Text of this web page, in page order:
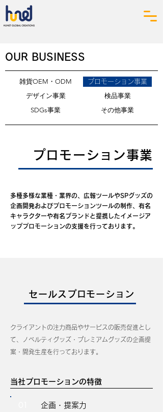
OUR BUSINESS
雑貨OEM・ODM
デザイン事業
SDGs事業
プロモーション事業
検品事業
その他事業
プロモーション事業
多種多様な業種・業界の、広報ツールやSPグッズの
企画開発およびプロモーションツールの制作、有名
キャラクターや有名ブランドと提携したイメージア
ッププロモーションの支援を行っております。
セールスプロモーション
クライアントの注力商品やサービスの販売促進とし
て、ノベルティグッズ・プレミアムグッズの企画提
案・開発生産を行っております。
当社プロモーションの特徴
企画・提案力